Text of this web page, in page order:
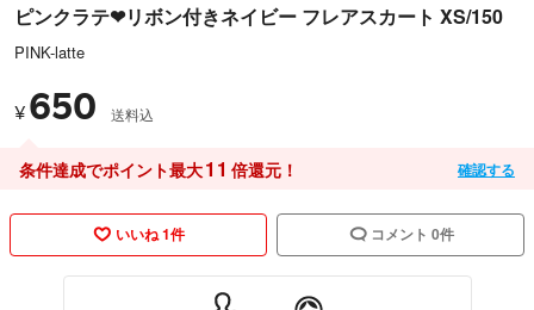
ピンクラテ❤︎リボン付きネイビー フレアスカート XS/150
PINK-latte
¥ 650 送料込
条件達成でポイント最大11 倍還元！ 確認する
いいね 1件 コメント 0件